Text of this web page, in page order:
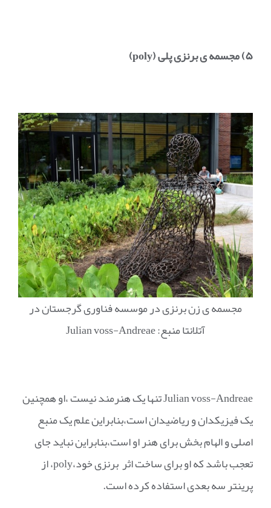
۵) مجسمه ی برنزی پلی ( poly
)
مجسمه ی زن برنزی در موسسه فناوری گرجستان در
آتلانتا منبع: Julian voss-Andreae
Julian voss-Andreae تنها یک هنرمند نیست ،او همچنین
یک فیزیکدان و ریاضیدان است،بنابراین علم یک منبع
اصلی و الهام بخش برای هنر او است،بنابراین نباید جای
تعجب باشد که او برای ساخت اثر برنزی خود،poly، از
پرینتر سه بعدی استفاده کرده است.